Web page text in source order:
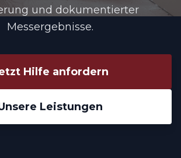
und dokumentierter
Messergebnisse.
Hilfe anfordern
Leistungen